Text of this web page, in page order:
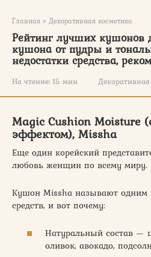
Главная » Декоративная косметика
Рейтинг лучших кушонов
кушона от пудры и
недостатки средства,
На чтение: 15 мин
Magic Cushion Moisture
эффектом), Missha
Еще один корейский
любовь женщин по всему миру.
Кушон Missha называют
средств, и вот почему:
Натуральный состав —
оливок, авокадо,